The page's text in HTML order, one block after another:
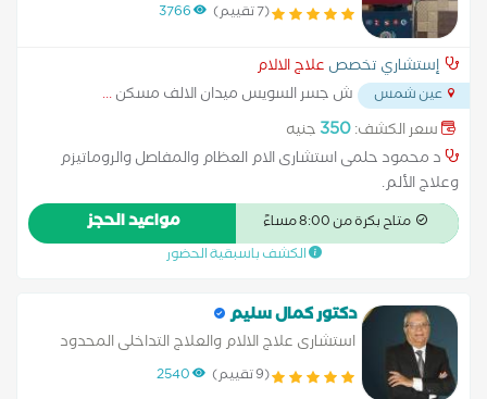
(7 تقييم) 3766
إستشاري تخصص علاج الالام
عين شمس ش جسر السويس ميدان الالف مسكن...
سعر الكشف:350 جنيه
د محمود حلمى استشارى الام العظام والمفاصل والروماتيزم
وعلاج الألم.
متاح بكرة من 8:00 مساءً مواعيد الحجز
الكشف باسبقية الحضور
دكتور كمال سليم
استشارى علاج الالام والعلاج التداخلى المحدود
لعلاج الام العمود الفقري والرقبة والمفاصل بدون
(9 تقييم) 2540